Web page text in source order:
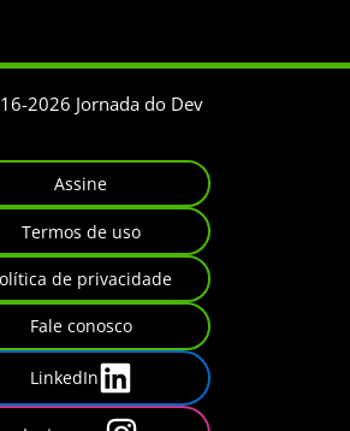
2026 Jornada do Dev
Assine
Termos de uso
de privacidade
Fale conosco
LinkedIn